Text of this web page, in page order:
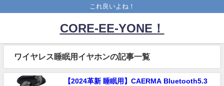
これ良いよね！
CORE-EE-YONE！
ワイヤレス睡眠用イヤホンの記事一覧
【2024革新 睡眠用】CAERMA Bluetooth5.3